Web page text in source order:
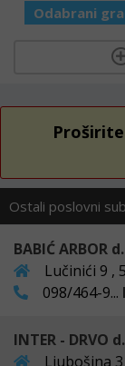
Odabrani
Ostali poslovni
BABIĆ ARBOR
Lučinići 9
098/464-9...
INTER - DRVO
Ljubošina